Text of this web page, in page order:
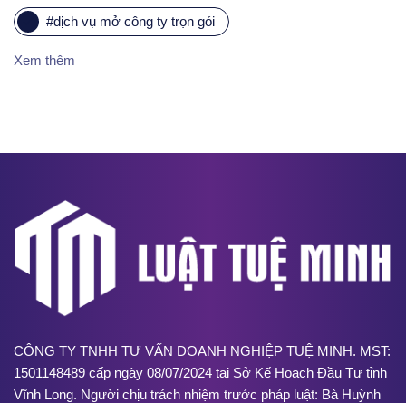
#dịch vụ mở công ty trọn gói
Xem thêm
CÔNG TY TNHH TƯ VẤN DOANH NGHIỆP TUỆ MINH. MST:
1501148489 cấp ngày 08/07/2024 tại Sở Kế Hoạch Đầu Tư tỉnh
Vĩnh Long. Người chịu trách nhiệm trước pháp luật: Bà Huỳnh